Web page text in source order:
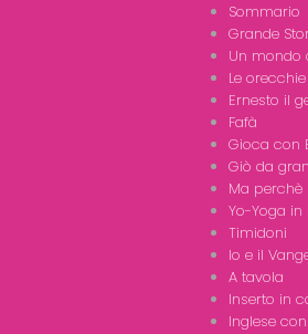
Sommario
Grande
Un mondo
Le
Ernesto il
Fafà
Gioca con
Giò da
Ma perchè
Yo-Yoga
Timidoni
Io e il
A tavola
Inserto in
Inglese